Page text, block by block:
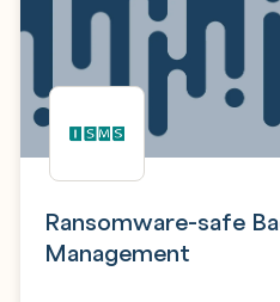
Ransomware-safe
Management